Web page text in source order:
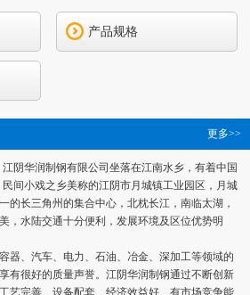
产品规格
更多>>
江阴华润制钢有限公司坐落在江南水乡，有着中国
民间小戏之乡美称的江阴市月城镇工业园区，月城
的长三角州的集合中心，北枕长江，南临太湖，
，水陆交通十分便利，发展环境及区位优势明
器、汽车、电力、石油、冶金、深加工等领域的
有很好的质量声誉。江阴华润制钢通过不断创新
艺完善、设备配套、经济效益好、有市场竞争能